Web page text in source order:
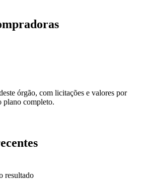
órgão, com licitações e valores por
completo.
resultado